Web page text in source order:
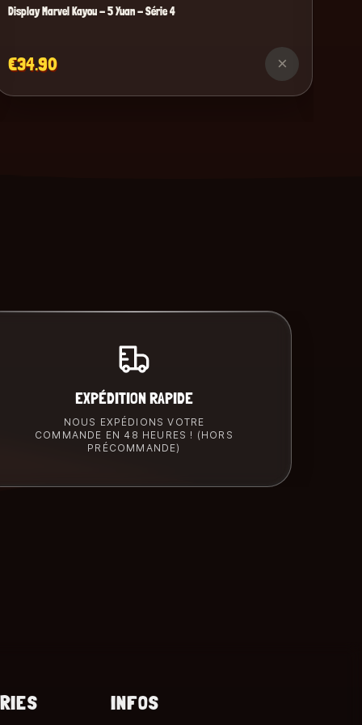
Display Marvel Kayou - 5 Yuan - Série 4
€34.90 ×
EXPÉDITION RAPIDE
NOUS EXPÉDIONS VOTRE
COMMANDE EN 48 HEURES ! (HORS
PRÉCOMMANDE)
INFOS